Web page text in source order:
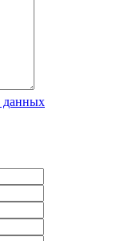
данных